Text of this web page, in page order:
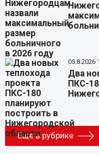
05.8.2026
Два
ПКС-
Еще в рубрике